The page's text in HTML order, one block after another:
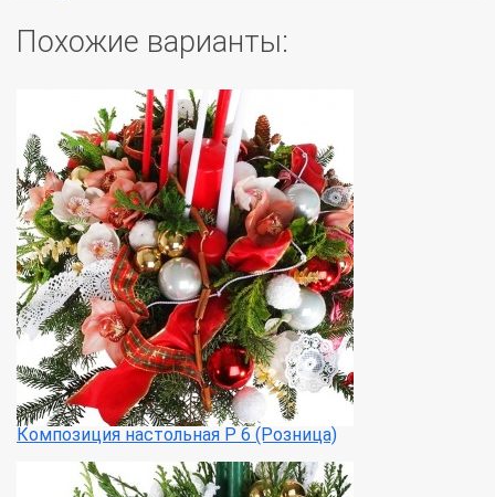
Похожие варианты:
Композиция настольная Р 6 (Розница)